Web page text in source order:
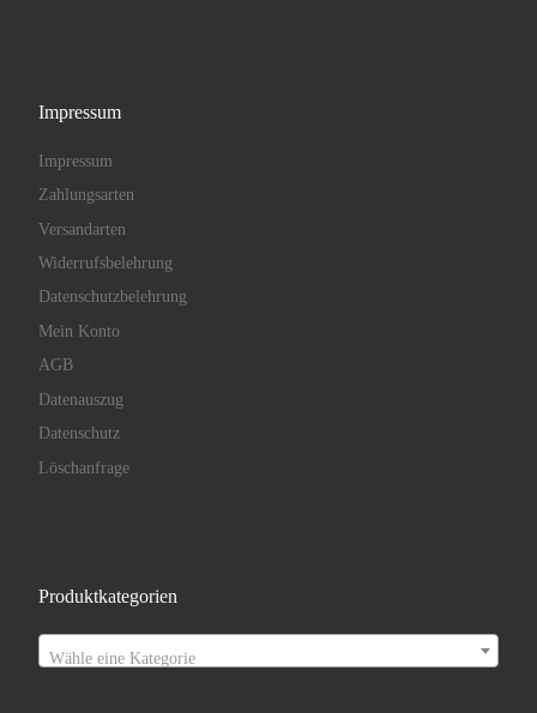
Impressum
Impressum
Zahlungsarten
Versandarten
Widerrufsbelehrung
Datenschutzbelehrung
Mein Konto
AGB
Datenauszug
Datenschutz
Löschanfrage
Produktkategorien
Wähle eine Kategorie